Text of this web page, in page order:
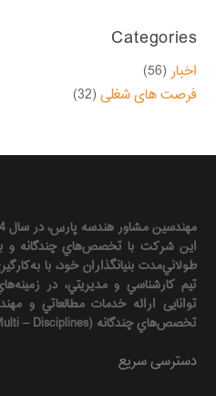
Categories
اخبار (56)
فرصت های شغلی (32)
مهندسين مشاور هندسه‌ پارس، در سال 1384 بنیانگذاری شده است.
این شرکت با تخصص‌هاي چندگانه و
طولاني‌مدت بنيانگذاران خود، با
تيم كارشناسي و مديريتي، در
توانایی ارائه خدمات مطالعاتي و
تخصص‌هاي چندگانه (Multi – Disciplines) را دارد.
دسترسی سریع